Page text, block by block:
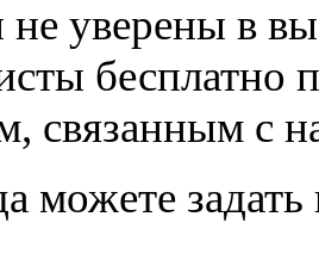
уверены в
связанным с
можете